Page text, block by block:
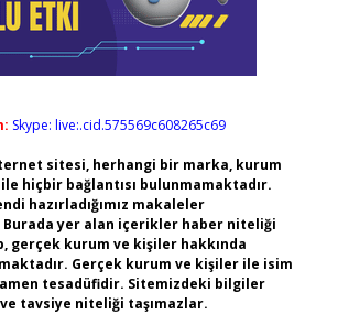
Skype: live:.cid.575569c608265c69
sitesi, herhangi bir marka, kurum
hiçbir bağlantısı bulunmamaktadır.
hazırladığımız makaleler
Burada yer alan içerikler haber niteliği
gerçek kurum ve kişiler hakkında
Gerçek kurum ve kişiler ile isim
tesadüfidir. Sitemizdeki bilgiler
tavsiye niteliği taşımazlar.